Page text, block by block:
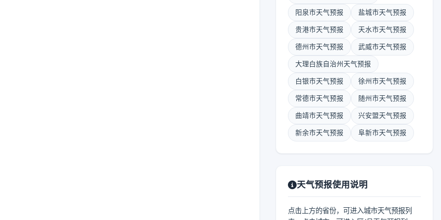
阳泉市天气预报 盐城市天气预报
贵港市天气预报 天水市天气预报
德州市天气预报 武威市天气预报
大理白族自治州天气预报
白银市天气预报 徐州市天气预报
常德市天气预报 随州市天气预报
曲靖市天气预报 兴安盟天气预报
新余市天气预报 阜新市天气预报
天气预报使用说明
点击上方的省份，可进入城市天气预报列